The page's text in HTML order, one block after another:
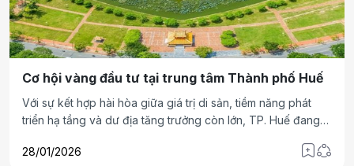
Cơ hội vàng đầu tư tại trung tâm Thành phố Huế
Với sự kết hợp hài hòa giữa giá trị di sản, tiềm năng phát
triển hạ tầng và dư địa tăng trưởng còn lớn, TP. Huế đang
phẩm độc bản như tổ hợp shophouse hạng sang Hue
28/01/2026